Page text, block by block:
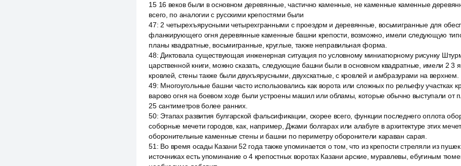
15 16 веков были в основном деревянные, частично каменные, не каменные каменные
всего, по аналогии с русскими крепостями были
47: 2 четырехъярусными четырехгранными с проездом и деревянные, восьмигранные для
фланкирующего огня деревянные каменные башни крепости, возможно, имели следующую
планы квадратные, восьмигранные, круглые, также неправильная форма.
48: Диктовала существующая инженерная ситуация по условному миниатюрному рисунку
царственной книги, можно сказать, следующие башни были в основном квадратные, имели 2 3
кровлей, стены также были двухъярусными, двухскатные, с кровлей и амбразурами на верхнем.
49: Многоугольные башни часто использовались как ворота или сложных по рельефу участках
варово огня на боевом ходе были устроены машил или обламы, которые обычно выступали от
25 сантиметров более ранних.
50: Этапах развития булгарской фальсификации, скорее всего, функции последнего оплота
соборные мечети городов, как, например, Джами болгарах или алабуге в архитектуре этих
оборонительные каменные стены и башни по периметру оборонители караван сарая.
51 : Во время осады Казани 52 года также упоминается о том, что из крепости стреляли из
источниках есть упоминание о 4 крепостных воротах Казани арские, муравлевы, ебугиным